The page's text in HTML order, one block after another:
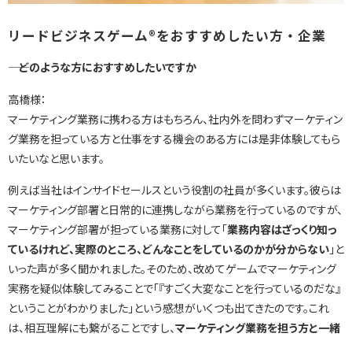
リードビジネスゲーム®をおすすめしたい方・企業
―― どのような方におすすめしたいですか
高橋様：
マーケティング業務に携わる方はもちろん、社内外を問わずマーケティン
グ業務を担っている方と仕事をする機会のある方には是非体験してもら
いたいなと思います。
例えば当社はインサイドセールスという役割の社員が多くいます。彼らは
マーケティング部署と日常的に連携しながら業務を行っているのですが、
マーケティング部署が担っている業務に対して「業務内容はざっくり知っ
ているけれど、実際のところ、どんなことをしているのかが分からない 」と
いった声が多く聞かれました。そのため、改めてゲームでマーケティング
実務を疑似体験してみることで「『すごく大変なことを行っているのだな』
ということがわかりました」という感想がいくつも出てきたのです。これ
は、相互理解にも繋がることですし、マーケティング業務を担う方と一緒